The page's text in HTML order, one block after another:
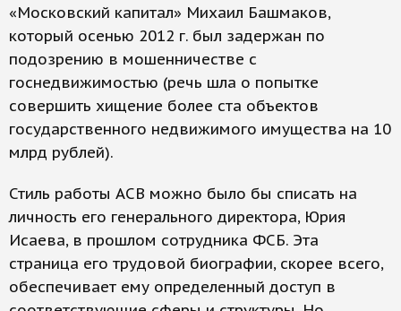
«Московский капитал» Михаил Башмаков,
который осенью 2012 г. был задержан по
подозрению в мошенничестве с
госнедвижимостью (речь шла о попытке
совершить хищение более ста объектов
государственного недвижимого имущества на 10
млрд рублей).
Стиль работы АСВ можно было бы списать на
личность его генерального директора, Юрия
Исаева, в прошлом сотрудника ФСБ. Эта
страница его трудовой биографии, скорее всего,
обеспечивает ему определенный доступ в